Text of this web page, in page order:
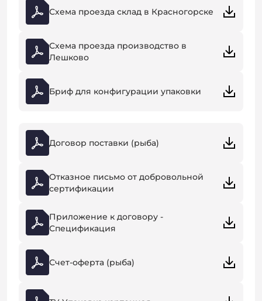
Схема проезда склад в Красногорске
Схема проезда производство в
Лешково
Бриф для конфигурации упаковки
Договор поставки (рыба)
Отказное письмо от добровольной
сертификации
Приложение к договору -
Спецификация
Счет-оферта (рыба)